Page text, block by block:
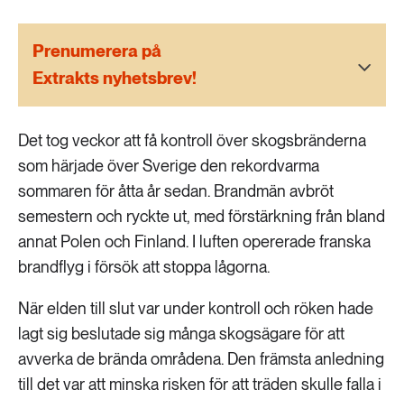
Vatten
Prenumerera på
Extrakts nyhetsbrev!
Det tog veckor att få kontroll över skogsbränderna
som härjade över Sverige den rekordvarma
sommaren för åtta år sedan. Brandmän avbröt
semestern och ryckte ut, med förstärkning från bland
annat Polen och Finland. I luften opererade franska
brandflyg i försök att stoppa lågorna.
När elden till slut var under kontroll och röken hade
lagt sig beslutade sig många skogsägare för att
avverka de brända områdena. Den främsta anledning
till det var att minska risken för att träden skulle falla i